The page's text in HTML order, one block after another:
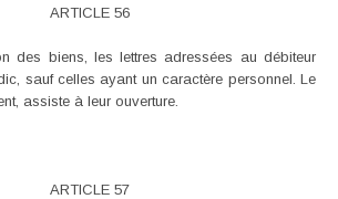
ARTICLE 56
des biens, les lettres adressées au débiteur
sauf celles ayant un caractère personnel. Le
assiste à leur ouverture.
ARTICLE 57